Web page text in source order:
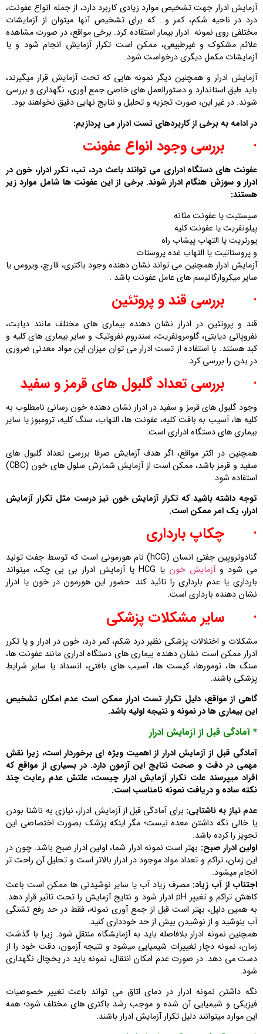
آزمایش ادرار جهت تشخیص موارد زیادی کاربرد دارد، از جمله انواع عفونت،
درد در ناحیه شکم، کمر و… که برای تشخیص آنها میتوان از آزمایشات
مختلفی روی نمونه ادرار بیمار استفاده کرد. برخی مواقع، در صورت مشاهده
علائم مشکوک و غیرطبیعی، ممکن است تکرار آزمایش انجام شود و یا
آزمایشات مکمل دیگری درخواست شود.
آزمایش ادرار و همچنین دیگر نمونه هایی که تحت آزمایش قرار میگیرند،
باید طبق استاندارد و دستورالعمل های خاصی جمع آوری، نگهداری و بررسی
شوند. در غیر این، صورت تجزیه و تحلیل و نتایج نهایی دقیق نخواهند بود.
در ادامه به برخی از کاربردهای تست ادرار می پردازیم:
· بررسی وجود انواع عفونت
عفونت های دستگاه ادراری می توانند باعث درد، تب، تکرر ادرار، خون در
ادرار و سوزش هنگام ادرار شوند. برخی از این عفونت ها شامل موارد زیر
هستند:
سیستیت یا عفونت مثانه
پیلونفریت یا عفونت کلیه
یورتریت یا التهاب پیشاب راه
و پروستاتیت یا التهاب غده پروستات
آزمایش ادرار همچنین می تواند نشان دهنده وجود باکتری، قارچ، ویروس یا
سایر میکروارگانیسم های عامل عفونت باشد .
· بررسی قند و پروتئین
قند و پروتئین در ادرار نشان دهنده بیماری های مختلف مانند دیابت،
نفروپاتی دیابتی، گلومرونفریت، سندروم نفروتیک و سایر بیماری های کلیه و
کبد هستند. با استفاده از تست ادرار می توان میزان این مواد معدنی ضروری
در بدن را بررسی کرد.
· بررسی تعداد گلبول های قرمز و سفید
وجود گلبول های قرمز و سفید در ادرار نشان دهنده خون رسانی نامطلوب به
کلیه ها، آسیب به بافت کلیه، عفونت ها، التهاب، سنگ کلیه، ترومبوز یا سایر
بیماری های دستگاه ادراری است.
همچنین در اکثر مواقع، اگر هدف آزمایش صرفا بررسی تعداد گلبول های
سفید و قرمز باشد، ممکن است از آزمایش شمارش سلول های خون (CBC)
استفاده شود.
توجه داشته باشید که تکرار آزمایش خون نیز درست مثل تکرار آزمایش
ادرار، یک امر ممکن است.
· چکاپ بارداری
گنادوتروپین جفتی انسان (hCG) نام هورمونی است که توسط جفت تولید
می شود وآزمایش خون
یا HCG یا آزمایش ادرار بی بی چک، میتواند
بارداری یا عدم بارداری را تائید کند. حضور این هورمون در خون یا ادرار
نشان دهنده بارداری است.
· سایر مشکلات پزشکی
مشکلات و اختلالات پزشکی نظیر درد شکم، کمر درد، خون در ادرار و یا تکرر
ادرار ممکن است نشان دهنده بیماری های دستگاه ادراری مانند عفونت ها،
سنگ ها، تومورها، کیست ها، آسیب های بافتی، انسداد یا سایر شرایط
پزشکی باشند.
گاهی از مواقع، دلیل تکرار تست ادرار ممکن است عدم امکان تشخیص
این بیماری ها در نمونه و نتیجه اولیه باشد.
* آمادگی قبل از آزمایش ادرار
آمادگی قبل از آزمایش ادرار از اهمیت ویژه‌ ای برخوردار است، زیرا نقش
مهمی در دقت و صحت نتایج این آزمون دارد. در بسیاری از مواقع که
افراد میپرسند علت تکرار آزمایش ادرار چیست، علتش عدم رعایت چند
نکته ساده و دریافت نمونه نامناسب است.
عدم نیاز به ناشتایی: برای آمادگی قبل از آزمایش ادرار، نیازی به ناشتا بودن
یا خالی نگه داشتن معده نیست؛ مگر اینکه پزشک بصورت اختصاصی این
تجویز را کرده باشد.
اولین ادرار صبح: بهتر است نمونه ادرار شما، اولین ادرار صبح باشد. چون در
این زمان، تراکم و تعداد مواد موجود در ادرار بالاتر است و تحلیل آن راحت تر
انجام میشود.
اجتناب از آب زیاد: مصرف زیاد آب یا سایر نوشیدنی ها ممکن است باعث
کاهش تراکم و تغییر pH ادرار شود و نتایج آزمایش را تحت تاثیر قرار دهد.
به همین دلیل، بهتر است قبل از جمع آوری نمونه، فقط در حد رفع تشنگی
آب بنوشید و از نوشیدن بیش از حد خودداری کنید.
همچنین نمونه ادرار بلافاصله باید به آزمایشگاه منتقل شود. زیرا با گذشت
زمان، نمونه دچار تغییرات شیمیایی میشود و نتیجه آزمون، دقت خود را از
دست می ‌دهد. در صورت عدم امکان انتقال، نمونه باید در یخچال نگهداری
شود.
نگه داشتن نمونه ادرار در دمای اتاق می تواند باعث تغییر خصوصیات
فیزیکی و شیمیایی آن شده و موجب رشد باکتری های مختلف شود؛ همه
این موارد میتوانند دلیل تکرار آزمایش ادرار باشند.